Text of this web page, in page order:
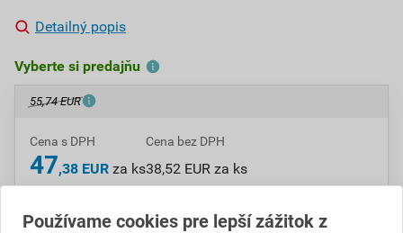
Detailný popis
Vyberte si predajňu
55,74 EUR
Cena s DPH
47,38 EUR za ks
Cena bez DPH
38,52 EUR za ks
ks Do košíka
Používame cookies pre lepší zážitok z